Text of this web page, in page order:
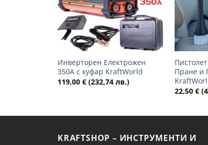
+
Инверторен Електрожен
350А с куфар KraftWorld
119,00 € (232,74 лв.)
Пране и
22,50 €
KRAFTSHOP – ИНСТРУМЕНТИ И